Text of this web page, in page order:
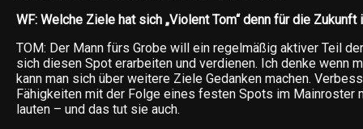
WF: Welche Ziele hat sich „Violent Tom“ denn für die
TOM: Der Mann fürs Grobe will ein regelmäßig aktiver Teil
sich diesen Spot erarbeiten und verdienen. Ich denke wenn
kann man sich über weitere Ziele Gedanken machen.
Fähigkeiten mit der Folge eines festen Spots im Mainroster
lauten – und das tut sie auch.